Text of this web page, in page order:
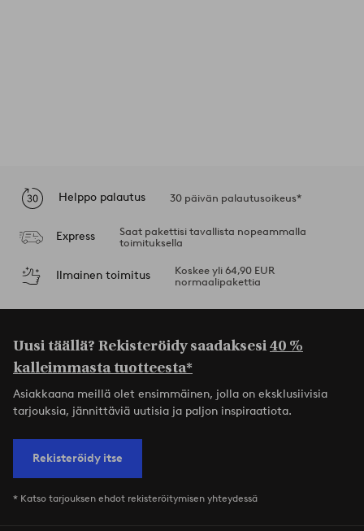
Helppo palautus 30 päivän palautusoikeus*
Express
Saat pakettisi tavallista nopeammalla
toimituksella
Ilmainen toimitus
Koskee yli 64,90 EUR
normaalipakettia
Uusi täällä? Rekisteröidy saadaksesi40 %
kalleimmasta tuotteesta*
Asiakkaana meillä olet ensimmäinen, jolla on eksklusiivisia
tarjouksia, jännittäviä uutisia ja paljon inspiraatiota.
Rekisteröidy itse
* Katso tarjouksen ehdot rekisteröitymisen yhteydessä